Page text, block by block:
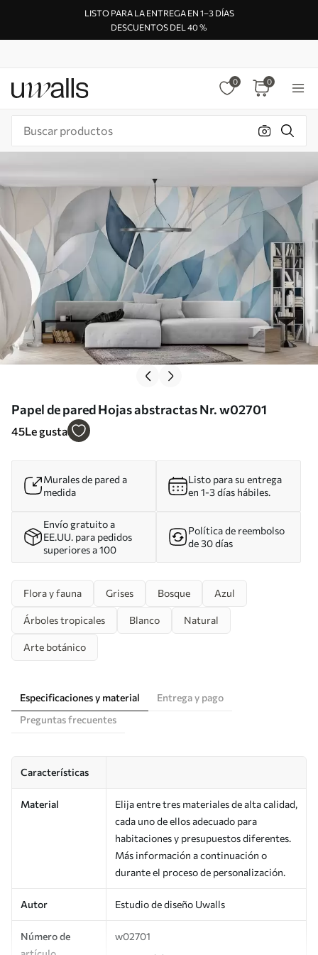
LISTO PARA LA ENTREGA EN 1–3 DÍAS
DESCUENTOS DEL 40 %
0 0
Papel de pared Hojas abstractas Nr. w02701
45Le gusta
Murales de pared a
medida
Listo para su entrega
en 1-3 días hábiles.
Envío gratuito a
EE.UU. para pedidos
superiores a 100
Política de reembolso
de 30 días
Flora y fauna Grises Bosque Azul
Árboles tropicales Blanco Natural
Arte botánico
Especificaciones y material
Entrega y pago
Preguntas frecuentes
Características
Material
Elija entre tres materiales de alta calidad,
cada uno de ellos adecuado para
habitaciones y presupuestos diferentes.
Más información a continuación o
durante el proceso de personalización.
Autor Estudio de diseño Uwalls
Número de
w02701